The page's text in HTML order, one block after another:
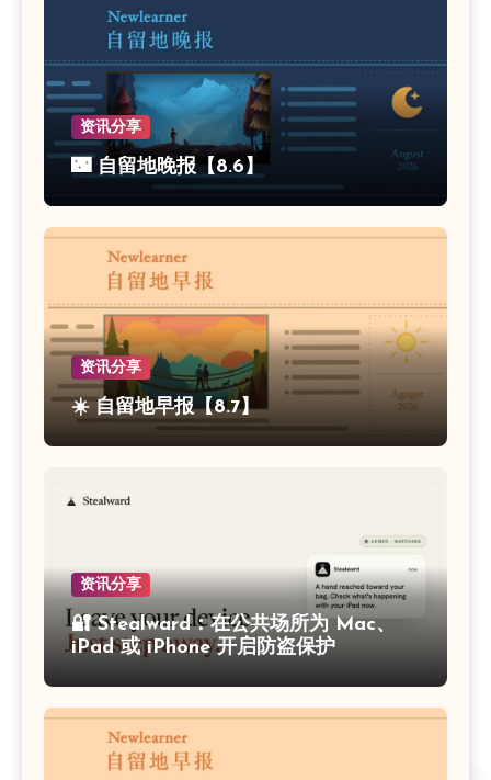
资讯分享
🌃 自留地晚报【8.6】
资讯分享
☀️ 自留地早报【8.7】
资讯分享
🔐 Stealward：在公共场所为 Mac、
iPad 或 iPhone 开启防盗保护